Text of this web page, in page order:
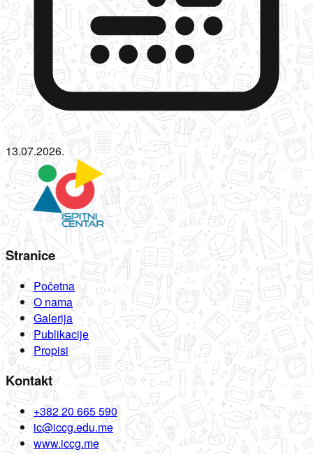
13.07.2026.
Stranice
Početna
O nama
Galerija
Publikacije
Propisi
Kontakt
+382 20 665 590
ic@iccg.edu.me
www.iccg.me